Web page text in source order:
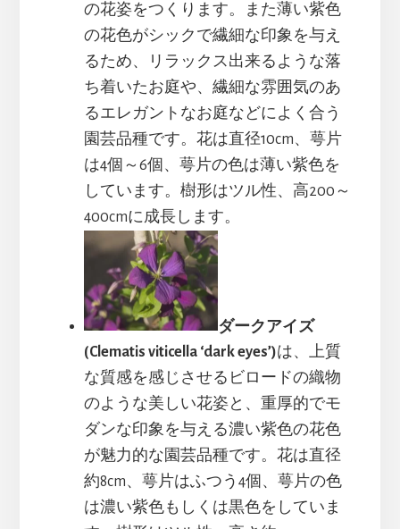
の花姿をつくります。また薄い紫色
の花色がシックで繊細な印象を与え
るため、リラックス出来るような落
ち着いたお庭や、繊細な雰囲気のあ
るエレガントなお庭などによく合う
園芸品種です。花は直径10cm、萼片
は4個～6個、萼片の色は薄い紫色を
しています。樹形はツル性、高200～
400cmに成長します。
ダークアイズ
(Clematis viticella ‘dark eyes’)は、上質
な質感を感じさせるビロードの織物
のような美しい花姿と、重厚的でモ
ダンな印象を与える濃い紫色の花色
が魅力的な園芸品種です。花は直径
約8cm、萼片はふつう4個、萼片の色
は濃い紫色もしくは黒色をしていま